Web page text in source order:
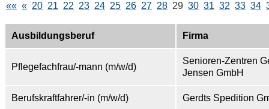
«« « 20 21 22 23 24 25 26 27 28 29 30 31 32 33 34
Ausbildungsberuf Firma
Pflegefachfrau/-mann (m/w/d)
Senioren-Zentren
Jensen GmbH
Berufskraftfahrer/-in (m/w/d) Gerdts Spedition